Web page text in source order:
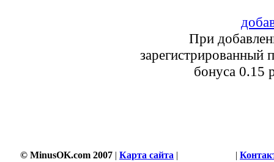
При
зарегистрированный
бонуса 0.15
© MinusOK.com 2007 | Карта сайта | |